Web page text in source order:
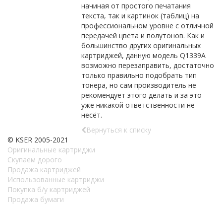
начиная от простого печатания
текста, так и картинок (таблиц) на
профессиональном уровне с отличной
передачей цвета и полутонов. Как и
большинство других оригинальных
картриджей, данную модель Q1339A
возможно перезаправить, достаточно
только правильно подобрать тип
тонера, но сам производитель не
рекомендует этого делать и за это
уже никакой ответственности не
несёт.
Вернуться к списку
© KSER 2005-2021
Оригинальные картриджи
Скупаем дорого
Продажа картриджей
Использованные картриджи
Покупка б/у картриджей
Продажа бумаги